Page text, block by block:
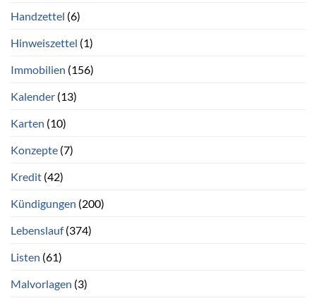
Handzettel (6)
Hinweiszettel (1)
Immobilien (156)
Kalender (13)
Karten (10)
Konzepte (7)
Kredit (42)
Kündigungen (200)
Lebenslauf(374)
Listen (61)
Malvorlagen (3)